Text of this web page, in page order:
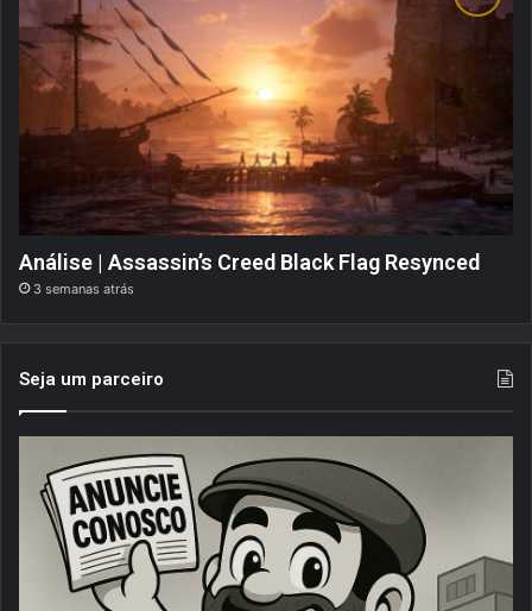
Análise | Assassin’s Creed Black Flag Resynced
3 semanas atrás
Seja um parceiro